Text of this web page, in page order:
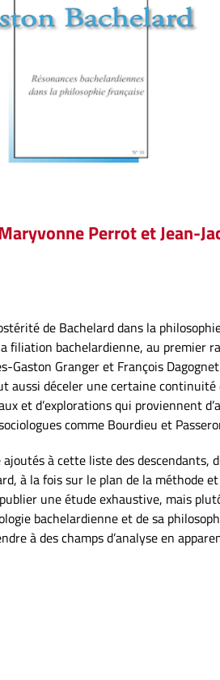
Perrot et Jean-
de Bachelard dans la
filiation bachelardienne, au premier
Gaston Granger et François
aussi déceler une certaine
et d’explorations qui proviennent
comme Bourdieu et
à cette liste des descendants,
à la fois sur le plan de la méthode
une étude exhaustive, mais
bachelardienne et de sa
à des champs d’analyse en